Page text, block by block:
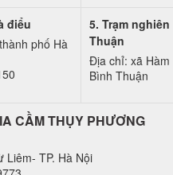
điểu
phố Hà
5. Trạm
Thuận
Địa chỉ: xã
Bình Thuận
CẦM THỤY PHƯƠNG
Liêm- TP. Hà Nội